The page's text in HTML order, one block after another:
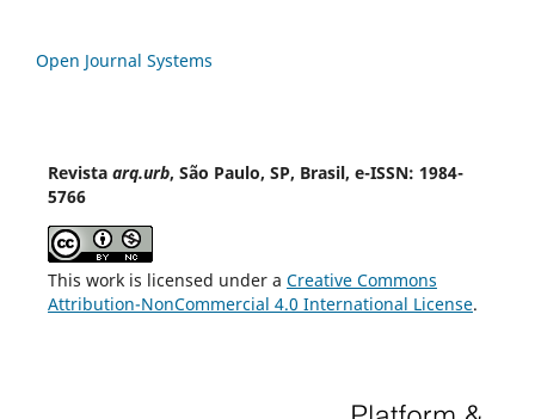
Open Journal Systems
Revista arq.urb, São Paulo, SP, Brasil, e-ISSN: 1984-
5766
This work is licensed under a Creative Commons
Attribution-NonCommercial 4.0 International License.